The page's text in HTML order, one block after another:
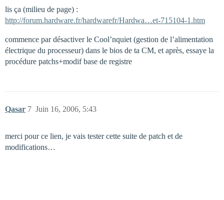
lis ça (milieu de page) :
http://forum.hardware.fr/hardwarefr/Hardwa…et-715104-1.htm
commence par désactiver le Cool’nquiet (gestion de l’alimentation
électrique du processeur) dans le bios de ta CM, et après, essaye la
procédure patchs+modif base de registre
Qasar Juin 16, 2006, 5:43
7
merci pour ce lien, je vais tester cette suite de patch et de
modifications…